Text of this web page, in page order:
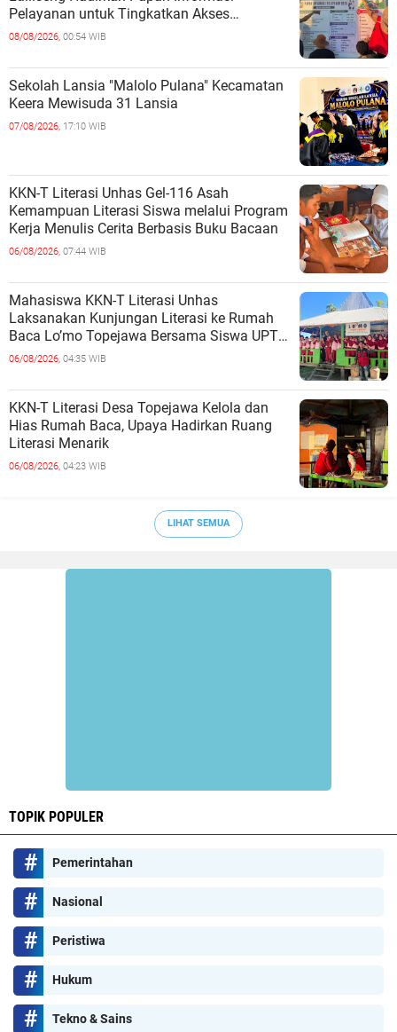
Pelayanan untuk Tingkatkan Akses
Informasi Masyarakat
08/08/2026, 00:54 WIB
Sekolah Lansia "Malolo Pulana" Kecamatan
Keera Mewisuda 31 Lansia
07/08/2026, 17:10 WIB
KKN-T Literasi Unhas Gel-116 Asah
Kemampuan Literasi Siswa melalui Program
Kerja Menulis Cerita Berbasis Buku Bacaan
06/08/2026, 07:44 WIB
Mahasiswa KKN-T Literasi Unhas
Laksanakan Kunjungan Literasi ke Rumah
Baca Lo’mo Topejawa Bersama Siswa UPT
SDN 66 Kajang
06/08/2026, 04:35 WIB
KKN-T Literasi Desa Topejawa Kelola dan
Hias Rumah Baca, Upaya Hadirkan Ruang
Literasi Menarik
06/08/2026, 04:23 WIB
LIHAT SEMUA
TOPIK POPULER
Pemerintahan
Nasional
Peristiwa
Hukum
Tekno & Sains